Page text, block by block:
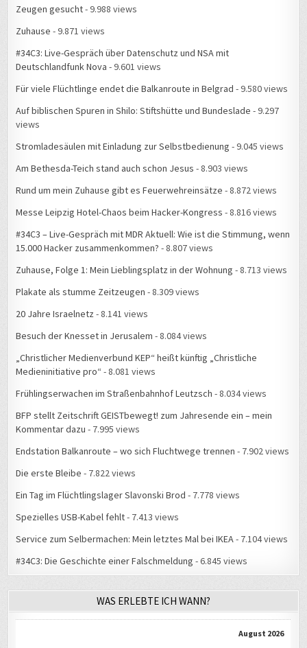
Zeugen gesucht- 9.988 views
Zuhause - 9.871 views
#34C3: Live-Gespräch über Datenschutz und NSA mit
Deutschlandfunk Nova - 9.601 views
Für viele Flüchtlinge endet die Balkanroute in Belgrad - 9.580 views
Auf biblischen Spuren in Shilo: Stiftshütte und Bundeslade - 9.297
views
Stromladesäulen mit Einladung zur Selbstbedienung - 9.045 views
Am Bethesda-Teich stand auch schon Jesus - 8.903 views
Rund um mein Zuhause gibt es Feuerwehreinsätze - 8.872 views
Messe Leipzig Hotel-Chaos beim Hacker-Kongress - 8.816 views
#34C3 – Live-Gespräch mit MDR Aktuell: Wie ist die Stimmung, wenn
15.000 Hacker zusammenkommen? - 8.807 views
Zuhause, Folge 1: Mein Lieblingsplatz in der Wohnung - 8.713 views
Plakate als stumme Zeitzeugen - 8.309 views
20 Jahre Israelnetz - 8.141 views
Besuch der Knesset in Jerusalem - 8.084 views
„Christlicher Medienverbund KEP“ heißt künftig „Christliche
Medieninitiative pro“ - 8.081 views
Frühlingserwachen im Straßenbahnhof Leutzsch - 8.034 views
BFP stellt Zeitschrift GEISTbewegt! zum Jahresende ein – mein
Kommentar dazu - 7.995 views
Endstation Balkanroute – wo sich Fluchtwege trennen - 7.902 views
Die erste Bleibe - 7.822 views
Ein Tag im Flüchtlingslager Slavonski Brod - 7.778 views
Spezielles USB-Kabel fehlt- 7.413 views
Service zum Selbermachen: Mein letztes Mal bei IKEA- 7.104 views
#34C3: Die Geschichte einer Falschmeldung - 6.845 views
WAS ERLEBTE ICH WANN?
August 2026